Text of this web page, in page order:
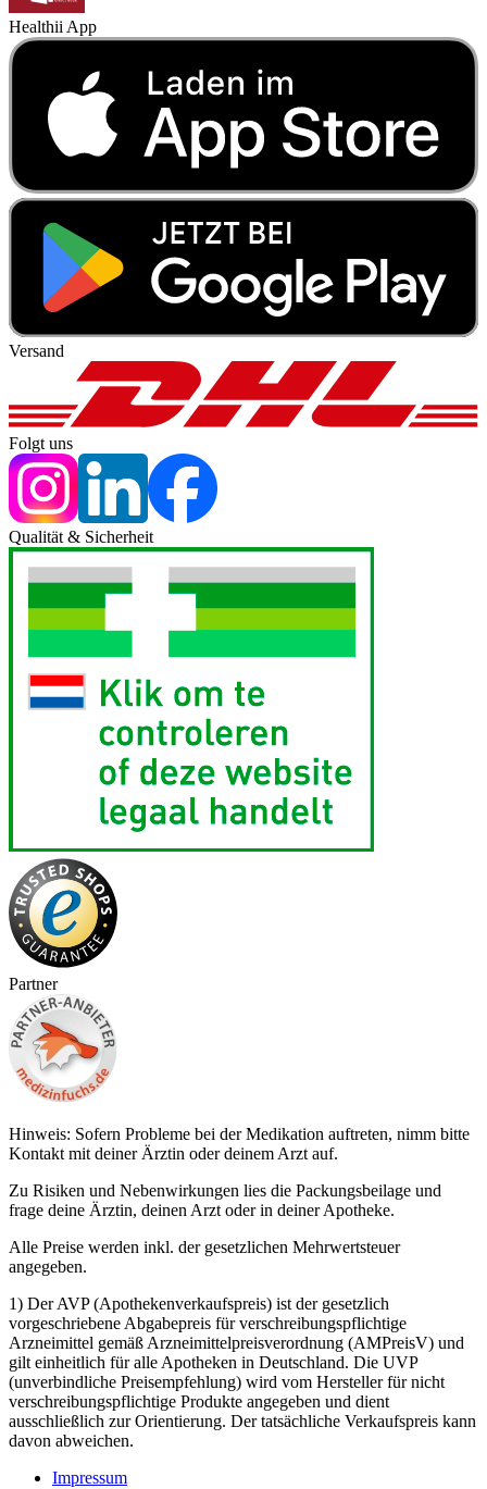
Healthii App
Versand
Folgt uns
Qualität & Sicherheit
Partner
Hinweis: Sofern Probleme bei der Medikation auftreten, nimm bitte
Kontakt mit deiner Ärztin oder deinem Arzt auf.
Zu Risiken und Nebenwirkungen lies die Packungsbeilage und
frage deine Ärztin, deinen Arzt oder in deiner Apotheke.
Alle Preise werden inkl. der gesetzlichen Mehrwertsteuer
angegeben.
1) Der AVP (Apothekenverkaufspreis) ist der gesetzlich
vorgeschriebene Abgabepreis für verschreibungspflichtige
Arzneimittel gemäß Arzneimittelpreisverordnung (AMPreisV) und
gilt einheitlich für alle Apotheken in Deutschland. Die UVP
(unverbindliche Preisempfehlung) wird vom Hersteller für nicht
verschreibungspflichtige Produkte angegeben und dient
ausschließlich zur Orientierung. Der tatsächliche Verkaufspreis kann
davon abweichen.
Impressum